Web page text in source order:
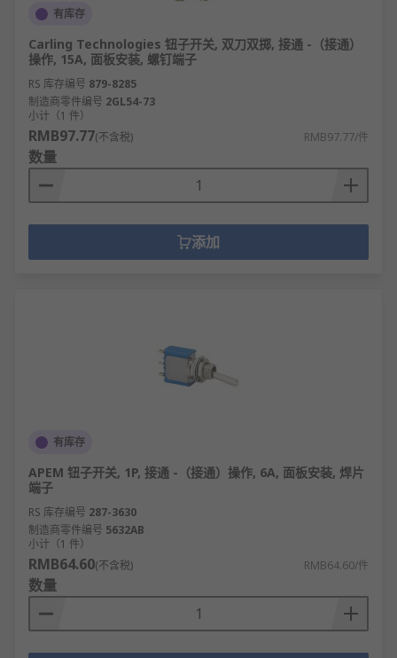
有库存
Carling Technologies 钮子开关, 双刀双掷, 接通 -（接通）
操作, 15A, 面板安装, 螺钉端子
RS 库存编号 879-8285
制造商零件编号 2GL54-73
小计（1 件）
RMB97.77(不含税) RMB97.77/件
数量
添加
有库存
APEM 钮子开关, 1P, 接通 -（接通）操作, 6A, 面板安装, 焊片
端子
RS 库存编号 287-3630
制造商零件编号 5632AB
小计（1 件）
RMB64.60(不含税) RMB64.60/件
数量